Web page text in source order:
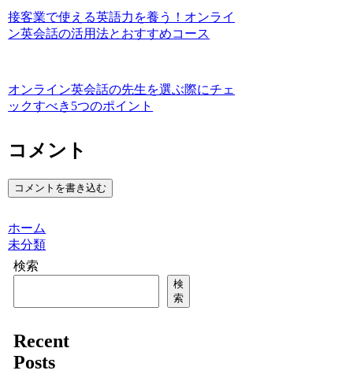
接客業で使える英語力を養う！オンライ
ン英会話の活用法とおすすめコース
オンライン英会話の先生を選ぶ際にチェ
ックすべき5つのポイント
コメント
コメントを書き込む
ホーム
未分類
検索
検
索
Recent
Posts